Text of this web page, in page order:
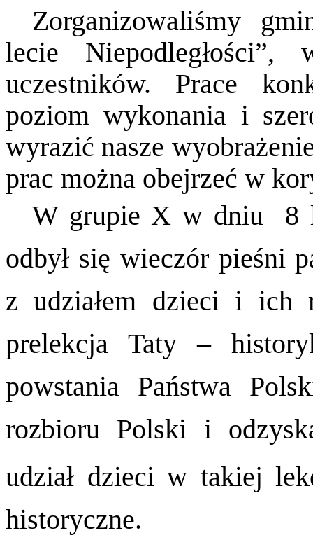
Zorganizowaliśmy
lecie
uczestników. Prace
poziom wykonania i
wyrazić nasze
prac można obejrzeć w
W grupie X w dniu
8
odbył się wieczór pieśni
z udziałem dzieci i ich
prelekcja Taty –
powstania Państwa
rozbioru Polski i
udział dzieci w takiej
historyczne.